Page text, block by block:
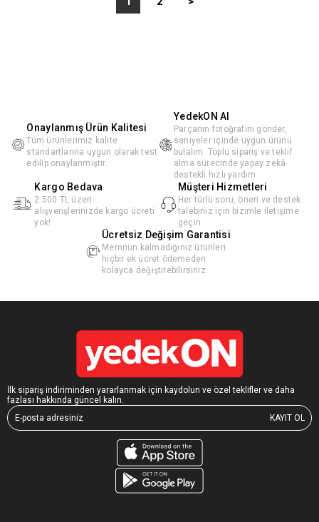
Onaylanmış Ürün Kalitesi
Tüm ürünlerimiz kalite
standartlarına uygun olarak test
edilip onaylanmıştır.
YedekON AI
Parçanın fotoğrafını gönder,
saniyeler içinde uygun ürünü
bulalım. Toplu sipariş ve teklif
alma sürecinde yapay zekâ
destekli hızlı yardım.
Kargo Bedava
2.500 TL üzeri
alışverişlerinizde kargo ücreti
yok!
Müşteri Hizmetleri
Her türlü soru, öneri ve destek
talebiniz için bizimle iletişime
geçin.
Ücretsiz Değişim Garantisi
Memnun kalmadığınız ürünleri
hiçbir ek ücret ödemeden
kolayca değiştirebilirsiniz.
İlk sipariş indiriminden yararlanmak için kaydolun ve özel teklifler ve daha
fazlası hakkında güncel kalın.
KAYIT OL